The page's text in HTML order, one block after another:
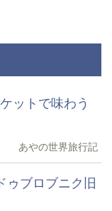
ットで味わう
あやの世界旅行記
ゥブロブニク旧